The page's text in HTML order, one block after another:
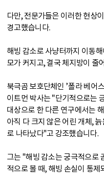
다만, 전문가들은 이러한 현상
경고했습니다.
해빙 감소로 사냥터까지 이동
모가 커지고, 결국 체지방이 줄
북극곰 보호단체인 ’폴라 베어
이트먼 박사는 "단기적으로는
대상으로 한 다른 연구에서는
아직 다 크지 않은 어린 개체,
로 나타났다"고 강조했습니다.
그는 "해빙 감소는 궁극적으로
적으로 볼 때, 해빙 손실이 통